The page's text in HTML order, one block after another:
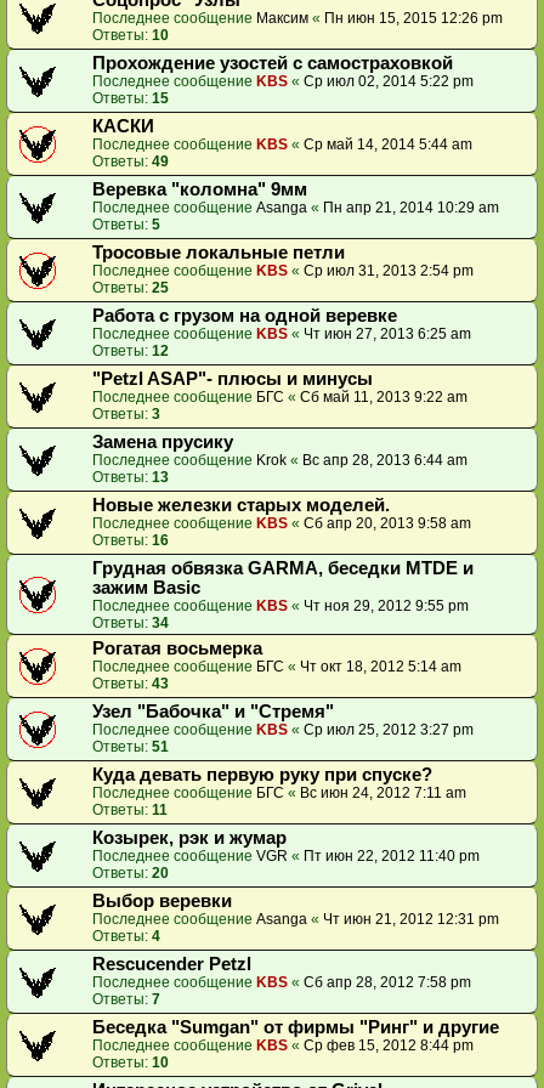
Последнее сообщение Максим « Пн июн 15, 2015 12:26 pm
Ответы: 10
Прохождение узостей с самостраховкой
Последнее сообщение KBS « Ср июл 02, 2014 5:22 pm
Ответы: 15
КАСКИ
Последнее сообщение KBS « Ср май 14, 2014 5:44 am
Ответы: 49
Веревка "коломна" 9мм
Последнее сообщение Asanga « Пн апр 21, 2014 10:29 am
Ответы: 5
Тросовые локальные петли
Последнее сообщение KBS « Ср июл 31, 2013 2:54 pm
Ответы: 25
Работа с грузом на одной веревке
Последнее сообщение KBS « Чт июн 27, 2013 6:25 am
Ответы: 12
"Petzl ASAP"- плюсы и минусы
Последнее сообщение БГС « Сб май 11, 2013 9:22 am
Ответы: 3
Замена прусику
Последнее сообщение Krok « Вс апр 28, 2013 6:44 am
Ответы: 13
Новые железки старых моделей.
Последнее сообщение KBS « Сб апр 20, 2013 9:58 am
Ответы: 16
Грудная обвязка GARMA, беседки MTDE и
зажим Basic
Последнее сообщение KBS « Чт ноя 29, 2012 9:55 pm
Ответы: 34
Рогатая восьмерка
Последнее сообщение БГС « Чт окт 18, 2012 5:14 am
Ответы: 43
Узел "Бабочка" и "Стремя"
Последнее сообщение KBS « Ср июл 25, 2012 3:27 pm
Ответы: 51
Куда девать первую руку при спуске?
Последнее сообщение БГС « Вс июн 24, 2012 7:11 am
Ответы: 11
Козырек, рэк и жумар
Последнее сообщение VGR « Пт июн 22, 2012 11:40 pm
Ответы: 20
Выбор веревки
Последнее сообщение Asanga « Чт июн 21, 2012 12:31 pm
Ответы: 4
Rescucender Petzl
Последнее сообщение KBS « Сб апр 28, 2012 7:58 pm
Ответы: 7
Беседка "Sumgan" от фирмы "Ринг" и другие
Последнее сообщение KBS « Ср фев 15, 2012 8:44 pm
Ответы: 10